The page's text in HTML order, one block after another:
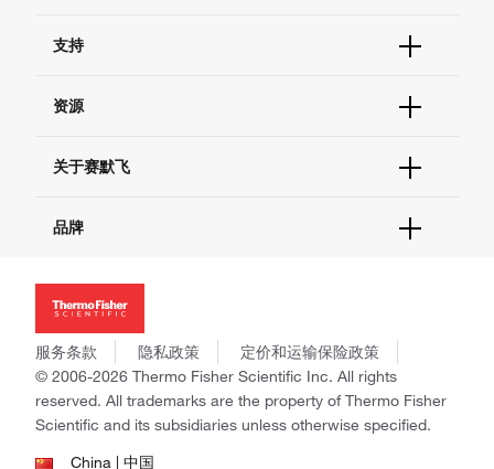
订单支持
现货供应中心
支持
联系我们 - 400 820 8982
查找文件&证书
资源
促销
社交媒体
关于赛默飞
招聘
新闻
社会责任
商标
政策和通知
品牌
Applied Biosystems
Invitrogen
Gibco
Ion Torrent
Unity Lab Services
Patheon
PPD
服务条款 隐私政策
定价和运输保险政策
© 2006-2026 Thermo Fisher Scientific Inc. All rights
reserved. All trademarks are the property of Thermo Fisher
Scientific and its subsidiaries unless otherwise specified.
China | 中国